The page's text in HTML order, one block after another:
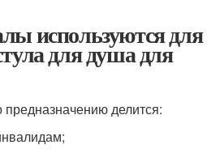
используются для
для душа для
делится: